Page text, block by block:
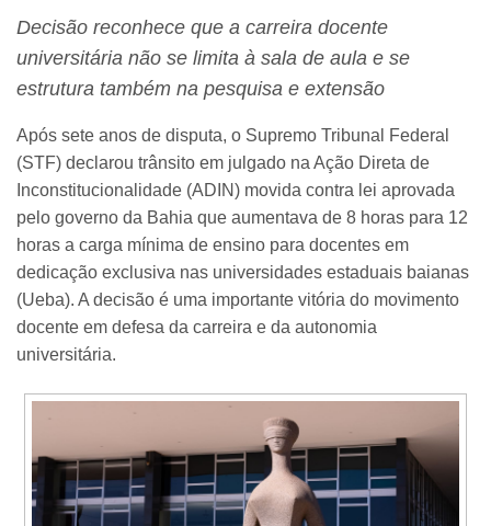
Decisão reconhece que a carreira docente
universitária não se limita à sala de aula e se
estrutura também na pesquisa e extensão
Após sete anos de disputa, o Supremo Tribunal Federal
(STF) declarou trânsito em julgado na Ação Direta de
Inconstitucionalidade (ADIN) movida contra lei aprovada
pelo governo da Bahia que aumentava de 8 horas para 12
horas a carga mínima de ensino para docentes em
dedicação exclusiva nas universidades estaduais baianas
(Ueba). A decisão é uma importante vitória do movimento
docente em defesa da carreira e da autonomia
universitária.